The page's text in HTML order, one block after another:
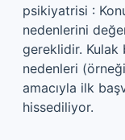
psikiyatrisi :
nedenlerini
gereklidir. Kulak
nedenleri
amacıyla ilk
hissediliyor.